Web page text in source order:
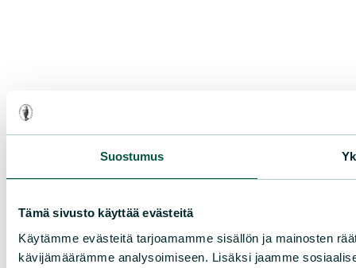
Suostumus
Tämä sivusto käyttää evästeitä
Käytämme evästeitä tarjoamamme sisällön ja mainosten
kävijämäärämme analysoimiseen. Lisäksi jaamme